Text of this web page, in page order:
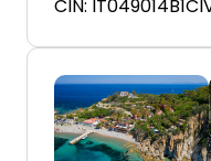
CIN: